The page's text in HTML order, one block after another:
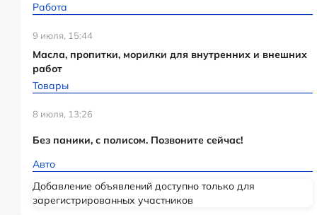
Работа
9 июля, 15:44
Масла, пропитки, морилки для внутренних и внешних
работ
Товары
8 июля, 13:26
Без паники, с полисом. Позвоните сейчас!
Авто
Добавление объявлений доступно только для
зарегистрированных участников